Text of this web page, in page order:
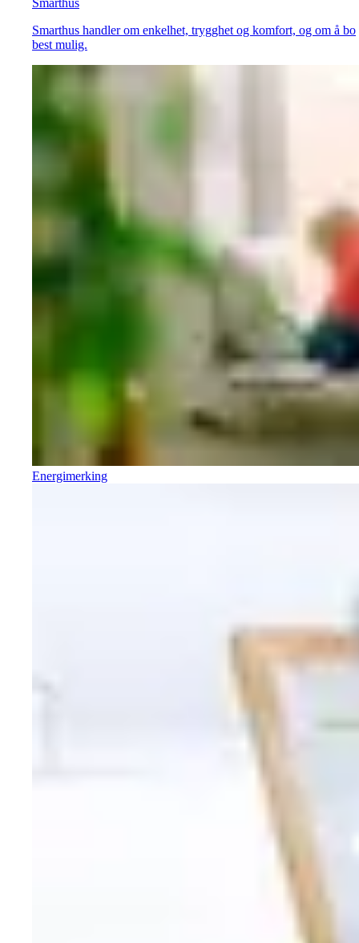
Smarthus handler om enkelhet, trygghet og komfort, og om å bo
best mulig.
Energimerking